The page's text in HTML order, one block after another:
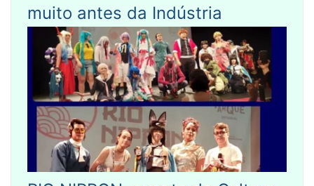
muito antes da Indústria